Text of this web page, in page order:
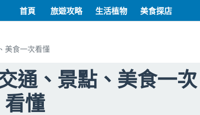
首頁 旅遊攻略 生活植物 美食探店
美食一次看懂
通、景點、美食一次
看懂